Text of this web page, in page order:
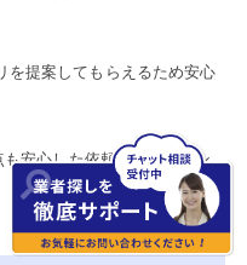
を提案してもらえるため安心
安心した依頼できるポイン